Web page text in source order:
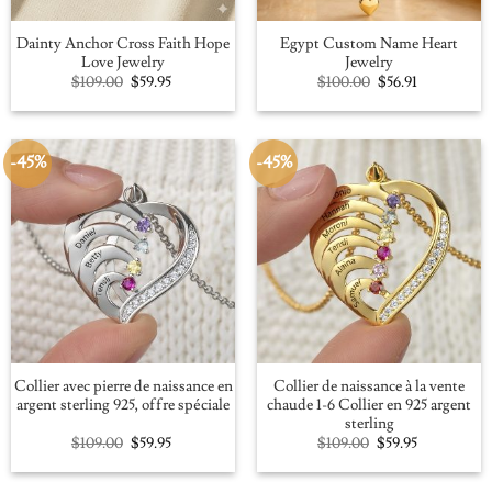
Dainty Anchor Cross Faith Hope
Love Jewelry
$109.00 Original
price
was:
$59.95Current
is:
Egypt Custom Name Heart
Jewelry
$100.00 Original
price
was:
$56.91Current
is:
-45%
Collier avec pierre de naissance en
argent sterling 925, offre spéciale
$109.00 Original
price
was:
$59.95Current
is:
-45%
Collier de naissance à la vente
chaude 1-6 Collier en 925 argent
sterling
$109.00 Original
price
was:
$59.95Current
is: